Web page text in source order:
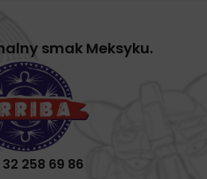
smak Meksyku.
258 69 86